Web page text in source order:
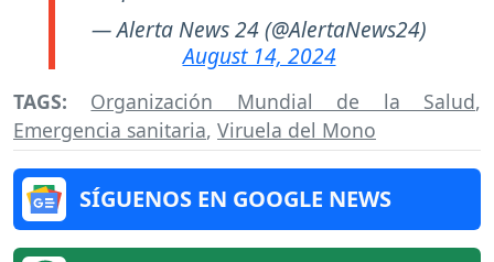
— Alerta News 24 (@AlertaNews24)
August 14, 2024
TAGS: Organización Mundial de la Salud,
Emergencia sanitaria, Viruela del Mono
SÍGUENOS EN GOOGLE NEWS